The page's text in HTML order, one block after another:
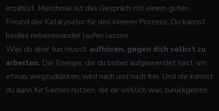
erzählst. Manchmal ist das Gespräch mit einem guten
Freund der Katalysator für den inneren Prozess. Du kannst
beides nebeneinander laufen lassen.
Was du aber tun musst: aufhören, gegen dich selbst zu
arbeiten. Die Energie, die du bisher aufgewendet hast, um
etwas wegzudrücken, wird nach und nach frei. Und die kannst
du dann für Sachen nutzen, die dir wirklich was zurückgeben.